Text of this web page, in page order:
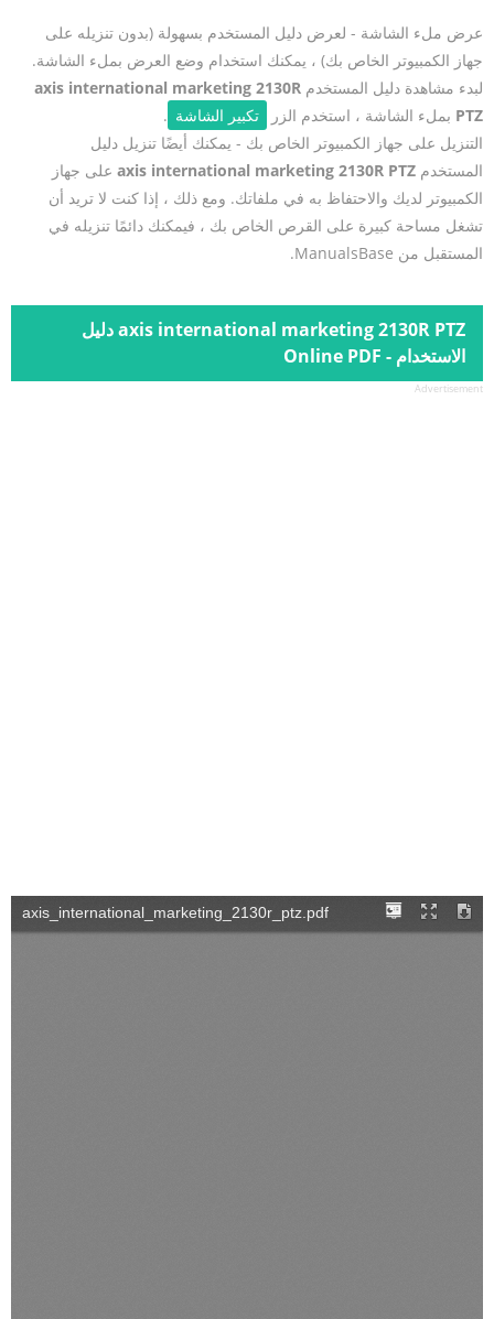
عرض ملء الشاشة - لعرض دليل المستخدم بسهولة (بدون تنزيله على
جهاز الكمبيوتر الخاص بك) ، يمكنك استخدام وضع العرض بملء الشاشة.
لبدء مشاهدة دليل المستخدم axis international marketing 2130R
PTZ بملء الشاشة ، استخدم الزر تكبير الشاشة .
التنزيل على جهاز الكمبيوتر الخاص بك - يمكنك أيضًا تنزيل دليل
المستخدم axis international marketing 2130R PTZ على جهاز
الكمبيوتر لديك والاحتفاظ به في ملفاتك. ومع ذلك ، إذا كنت لا تريد أن
تشغل مساحة كبيرة على القرص الخاص بك ، فيمكنك دائمًا تنزيله في
المستقبل من ManualsBase.
axis international marketing 2130R PTZ دليل
الاستخدام - Online PDF
Advertisement